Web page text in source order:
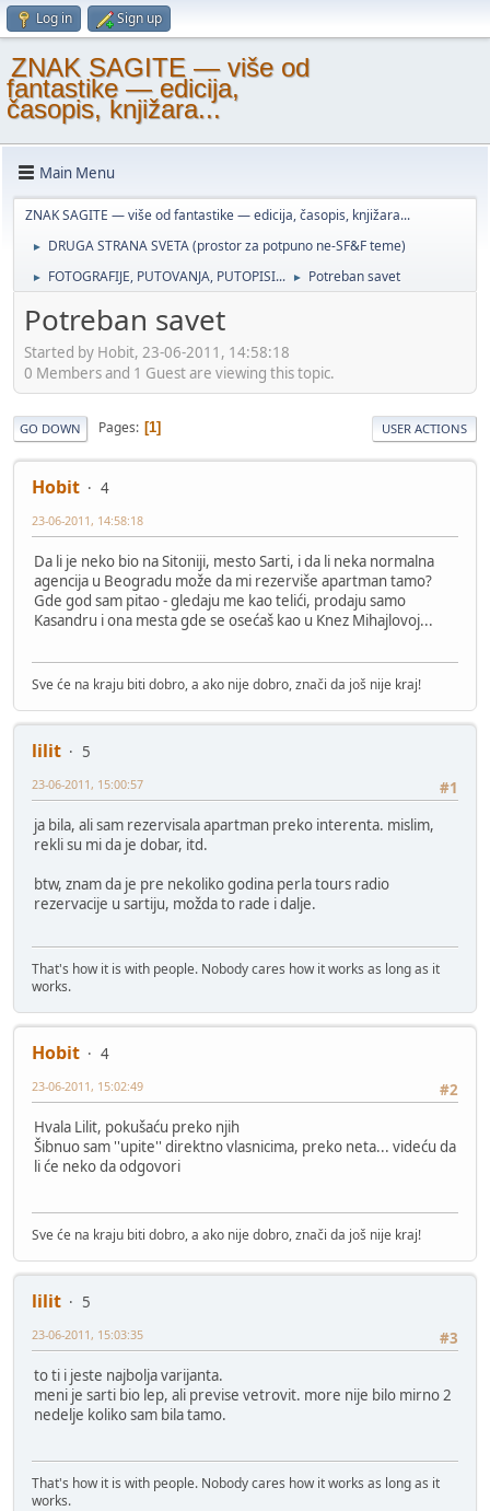
Log in Sign up
ZNAK SAGITE — više od
fantastike — edicija,
časopis, knjižara...
Main Menu
ZNAK SAGITE — više od fantastike — edicija, časopis, knjižara...
► DRUGA STRANA SVETA (prostor za potpuno ne-SF&F teme)
► FOTOGRAFIJE, PUTOVANJA, PUTOPISI... ► Potreban savet
Potreban savet
Started by Hobit, 23-06-2011, 14:58:18
0 Members and 1 Guest are viewing this topic.
GO DOWN Pages 1 USER ACTIONS
Hobit 4
23-06-2011, 14:58:18
Da li je neko bio na Sitoniji, mesto Sarti, i da li neka normalna
agencija u Beogradu može da mi rezerviše apartman tamo?
Gde god sam pitao - gledaju me kao telići, prodaju samo
Kasandru i ona mesta gde se osećaš kao u Knez Mihajlovoj...
Sve će na kraju biti dobro, a ako nije dobro, znači da još nije kraj!
lilit
5
#1
23-06-2011, 15:00:57
ja bila, ali sam rezervisala apartman preko interenta. mislim,
rekli su mi da je dobar, itd.
btw, znam da je pre nekoliko godina perla tours radio
rezervacije u sartiju, možda to rade i dalje.
That's how it is with people. Nobody cares how it works as long as it
works.
Hobit
4
#2
23-06-2011, 15:02:49
Hvala Lilit, pokušaću preko njih
Šibnuo sam ''upite'' direktno vlasnicima, preko neta... videću da
li će neko da odgovori
Sve će na kraju biti dobro, a ako nije dobro, znači da još nije kraj!
lilit
5
#3
23-06-2011, 15:03:35
to ti i jeste najbolja varijanta.
meni je sarti bio lep, ali previse vetrovit. more nije bilo mirno 2
nedelje koliko sam bila tamo.
That's how it is with people. Nobody cares how it works as long as it
works.